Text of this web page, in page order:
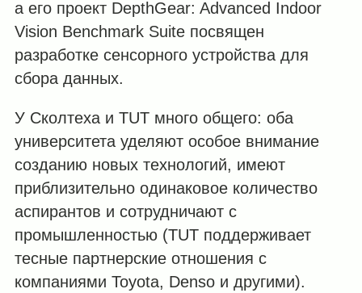
а его проект DepthGear: Advanced Indoor
Vision Benchmark Suite посвящен
разработке сенсорного устройства для
сбора данных.
У Сколтеха и TUT много общего: оба
университета уделяют особое внимание
созданию новых технологий, имеют
приблизительно одинаковое количество
аспирантов и сотрудничают с
промышленностью (TUT поддерживает
тесные партнерские отношения с
компаниями Toyota, Denso и другими).